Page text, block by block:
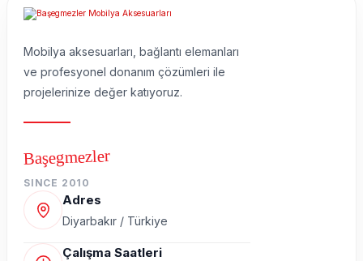
Mobilya aksesuarları, bağlantı elemanları
ve profesyonel donanım çözümleri ile
projelerinize değer katıyoruz.
Başegmezler
SINCE 2010
Adres
Diyarbakır / Türkiye
Çalışma Saatleri